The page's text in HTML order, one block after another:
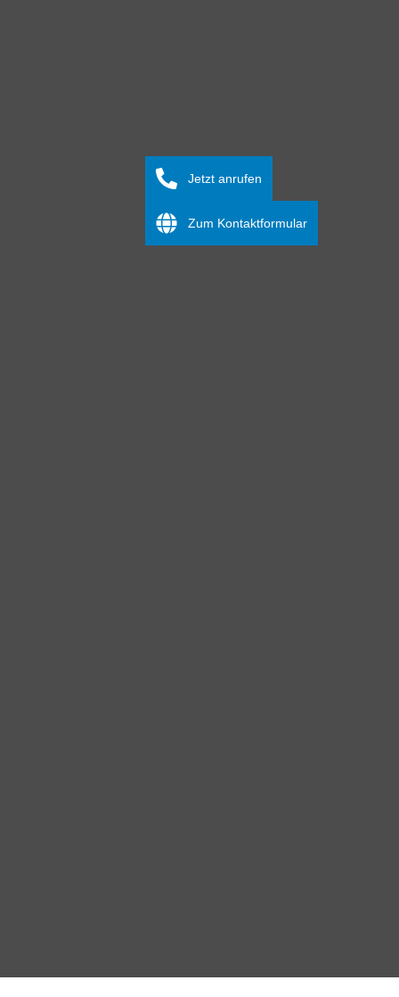
Jetzt anrufen
Zum Kontaktformular